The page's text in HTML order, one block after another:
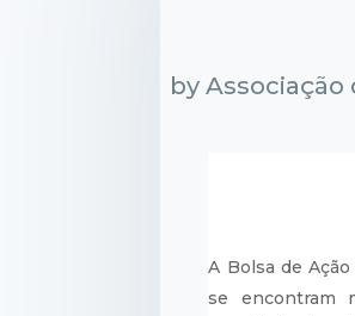
by Associação
A Bolsa de
se encontram